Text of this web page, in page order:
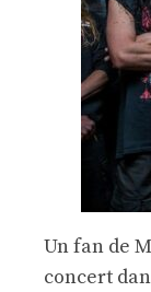
Un fan de
concert